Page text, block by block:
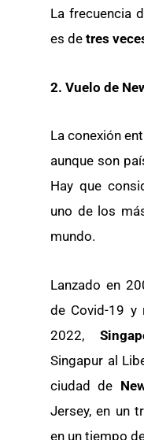
La frecuencia
es de tres
2. Vuelo de
La conexión
aunque son
Hay que
uno de los
mundo.
Lanzado en
de Covid-19 y
2022,
Singapur al
ciudad de
Jersey, en un
en un tiempo